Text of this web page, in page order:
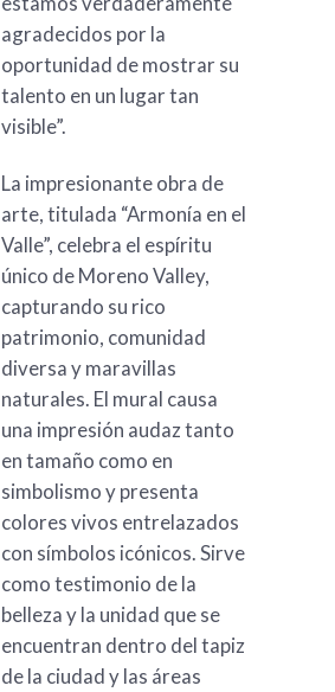
agradecidos por la
oportunidad de mostrar su
talento en un lugar tan
visible”.
La impresionante obra de
arte, titulada “Armonía en el
Valle”, celebra el espíritu
único de Moreno Valley,
capturando su rico
patrimonio, comunidad
diversa y maravillas
naturales. El mural causa
una impresión audaz tanto
en tamaño como en
simbolismo y presenta
colores vivos entrelazados
con símbolos icónicos. Sirve
como testimonio de la
belleza y la unidad que se
encuentran dentro del tapiz
de la ciudad y las áreas